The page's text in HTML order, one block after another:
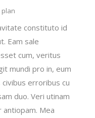
plan
constituto id
Eam sale
cum, veritus
mundi pro in, eum
erroribus cu
duo. Veri utinam
Mea